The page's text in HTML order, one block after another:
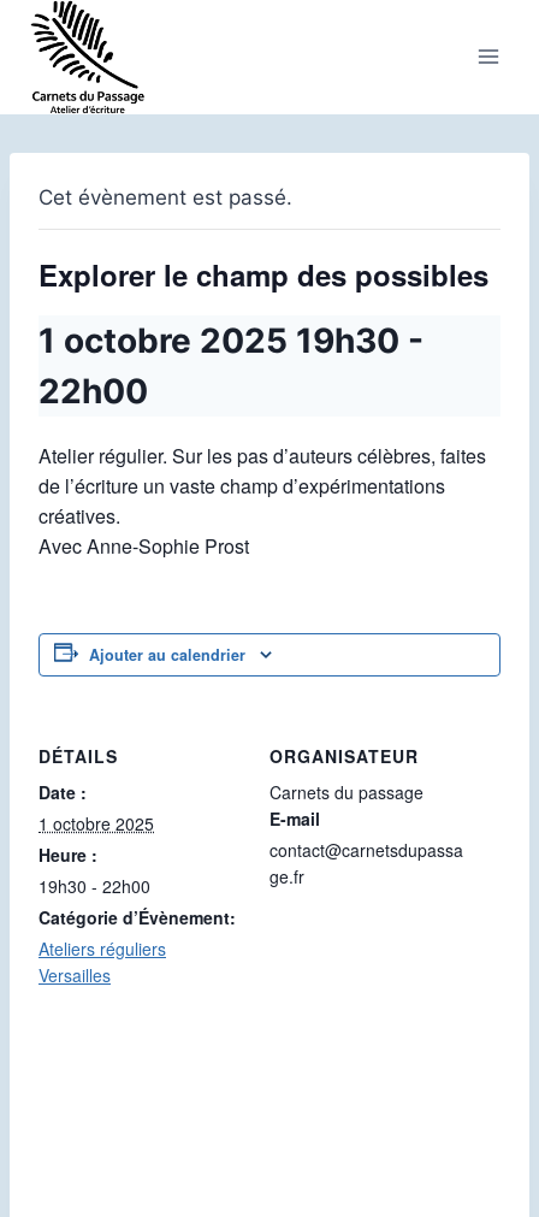
Aller
contenu
Cet évènement est passé.
Explorer le champ des possibles
1 octobre 2025 19h30 -
22h00
Atelier régulier. Sur les pas d’auteurs célèbres, faites
de l’écriture un vaste champ d’expérimentations
créatives.
Avec Anne-Sophie Prost
Ajouter au calendrier
DÉTAILS
Date :
1 octobre 2025
Heure :
19h30 - 22h00
Catégorie d’Évènement:
Ateliers réguliers
Versailles
ORGANISATEUR
Carnets du passage
E-mail
contact@carnetsdupassa
ge.fr